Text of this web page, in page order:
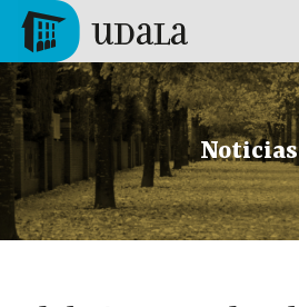
Pasar al contenido principal
Tolosa
Noticias